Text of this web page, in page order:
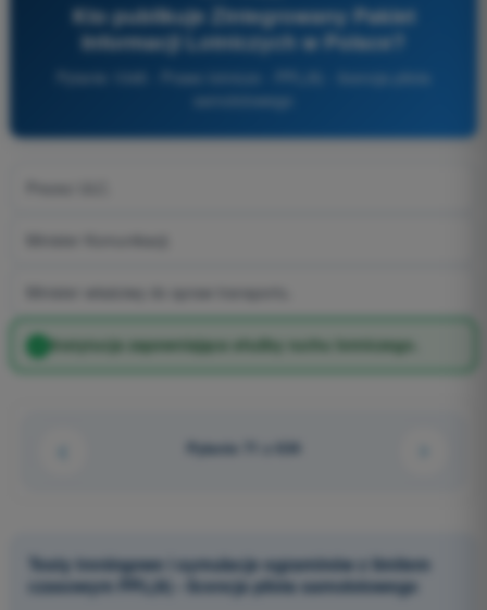
Kto publikuje Zintegrowany Pakiet
Informacji Lotniczych w Polsce?
Pytanie 1048 - Prawo lotnicze - PPL(A) - licencja pilota
Instytucja zapewniająca służby ruchu lotniczego.
Pytanie 71 z 634
Testy treningowe i symulacje egzaminów z limitem
czasowym PPL(A) - licencja pilota samolotowego